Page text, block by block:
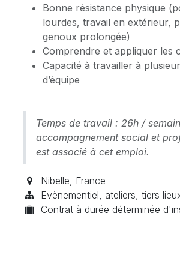
Bonne résistance physique
lourdes, travail en extérieur,
genoux prolongée)
Comprendre et appliquer les
Capacité à travailler à
d’équipe
Temps de travail : 26h /
accompagnement social et
est associé à cet emploi.
Nibelle, France
Evènementiel, ateliers, tiers
Contrat à durée déterminée